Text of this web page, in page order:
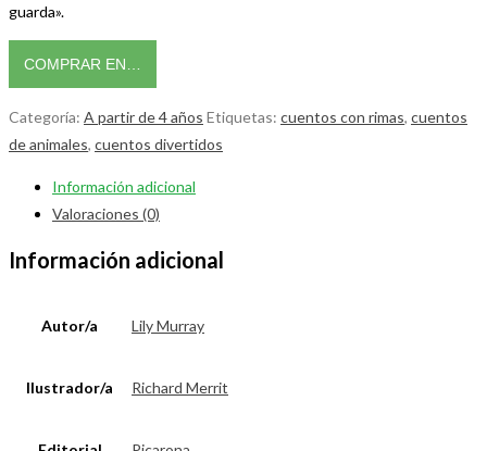
guarda».
COMPRAR EN…
Categoría: A partir de 4 años Etiquetas: cuentos con rimas, cuentos
de animales, cuentos divertidos
Información adicional
Valoraciones (0)
Información adicional
Autor/a Lily Murray
Ilustrador/a Richard Merrit